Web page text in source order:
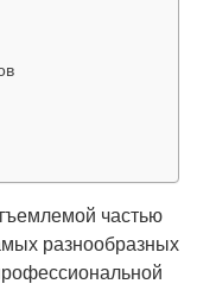
частью
разнообразных